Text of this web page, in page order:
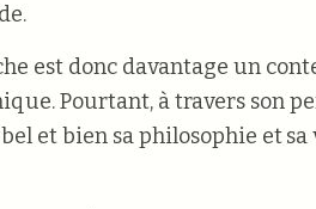
est donc davantage un
Pourtant, à travers son
et bien sa philosophie et sa